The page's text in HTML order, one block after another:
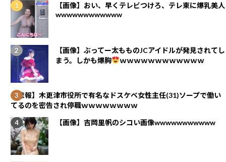
【画像】おい、早くテレビつけろ、テレ東に爆乳美人
wwwwwwwwwwww
【画像】ぶってー太もものJCアイドルが発見されてし
まう。しかも爆胸
ｗｗｗｗｗｗｗｗｗｗｗｗ
【悲報】木更津市役所で有名なドスケベ女性主任(31)ソープで働い
てるのを密告され停職ｗｗｗｗｗｗｗｗ
【画像】吉岡里帆のシコい画像wwwwwwwwwww